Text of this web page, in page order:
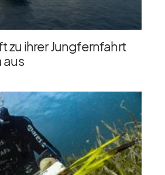
zu ihrer Jungfernfahrt
aus